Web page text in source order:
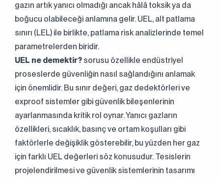
gazın artık yanıcı olmadığı ancak hâlâ toksik ya da
boğucu olabileceği anlamına gelir. UEL, alt patlama
sınırı (LEL) ile birlikte, patlama risk analizlerinde temel
parametrelerden biridir.
UEL ne demektir? sorusu özellikle endüstriyel
proseslerde güvenliğin nasıl sağlandığını anlamak
için önemlidir. Bu sınır değeri, gaz dedektörleri ve
exproof sistemler gibi güvenlik bileşenlerinin
ayarlanmasında kritik rol oynar. Yanıcı gazların
özellikleri, sıcaklık, basınç ve ortam koşulları gibi
faktörlerle değişiklik gösterebilir, bu yüzden her gaz
için farklı UEL değerleri söz konusudur. Tesislerin
projelendirilmesi ve güvenlik sistemlerinin tasarımı